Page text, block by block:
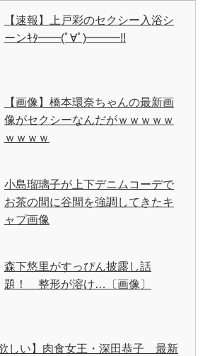
【速報】上戸彩のセクシー入浴シ
ーンｷﾀ━━(ﾟ∀ﾟ)━━━!!
【画像】橋本環奈ちゃんの最新画
像がセクシーなんだがｗｗｗｗｗ
ｗｗｗｗ
小島瑠璃子が上下デニムコーデで
お茶の間に谷間を強調してきたキ
ャプ画像
森下悠里がすっぴん披露し話
題！ 整形が溶け…〔画像〕
欲しい】肉食女王・深田恭子 最新